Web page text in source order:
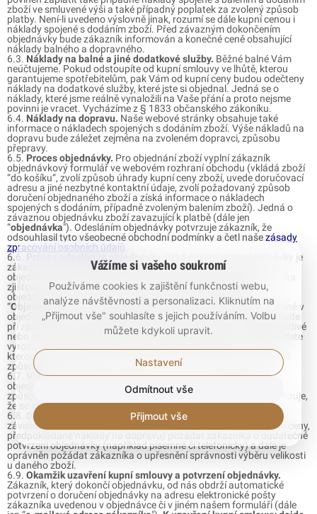
zboží ve smluvené výši a také případný poplatek za zvolený způsob
platby. Není-li uvedeno výslovně jinak, rozumí se dále kupní cenou i
náklady spojené s dodáním zboží. Před závazným dokončením
objednávky bude zákazník informován a konečné ceně obsahující
náklady balného a dopravného.
6.3. Náklady na balné a jiné dodatkové služby. Běžné balné Vám
neúčtujeme. Pokud odstoupíte od kupní smlouvy ve lhůtě, kterou
garantujeme spotřebitelům, pak Vám od kupní ceny budou odečteny
náklady na dodatkové služby, které jste si objednal. Jedná se o
náklady, které jsme reálně vynaložili na Vaše přání a proto nejsme
povinni je vracet. Vycházíme z § 1833 občanského zákoníku.
6.4. Náklady na dopravu. Naše webové stránky obsahuje také
informace o nákladech spojených s dodáním zboží. Výše nákladů na
dopravu bude záležet zejména na zvoleném dopravci, způsobu
přepravy.
6.5. Proces objednávky. Pro objednání zboží vyplní zákazník
objednávkový formulář ve webovém rozhraní obchodu (vkládá zboží
“do košíku“, zvolí způsob úhrady kupní ceny zboží, uvede doručovací
adresu a jiné nezbytné kontaktní údaje, zvolí požadovaný způsob
doručení objednaného zboží a získá informace o nákladech
spojených s dodáním, případně zvoleným balením zboží). Jedná o
závaznou objednávku zboží zavazující k platbě (dále jen
“objednávka"). Odesláním objednávky potvrzuje zákazník, že
odsouhlasil tyto všeobecné obchodní podmínky a četl našezásady
zpracování osobních údajů
6.6.
Před dokončením objednávky je
zákazníkovi umožněno zkontrolovat a měnit údaje, které do
objednávky zákazník vložil, a to i s ohledem na možnost zákazníka
zjišťovat a opravovat chyby vzniklé při zadávání údajů do
objednávky. Objednávka je odeslána kliknutím na tlačítko
“Objednávám“ a proces objednávky je tím ukončen. Údaje uvedené v
objednávce jsou prodávajícím považovány za správné. Pokud bude
při zpracování objednávky zjištěno, že byly použity zjevně nepravdivé
nebo neúplné údaje, můžeme objednávku odmítnout, o čemž budete
vyrozuměni e-mailem. Zákazník může být odpovědný za škodu,
kterou uvedením záměrně nepravdivých nebo nesprávných údajů
způsobí.
6.7.
Vlastnosti zboží.Zákazník je povinen se před dokončením
objednávky seznámit s vlastnostmi, druhem a doporučeným
způsobem užívání zboží. Provedením objednávky zákazník potvrzuje,
že se s těmito informacemi seznámil a že těmto rozumí.
6.8.
Dodatečné potvrzení objednávky.Prodávající je oprávněn v
závislosti na charakteru objednávky (množství zboží, výše kupní ceny,
předpokládané náklady na dopravu) požádat zákazníka o dodatečné
potvrzení objednávky (například písemně či telefonicky) a dále je
oprávněn požádat zákazníka o upřesnění správnosti výběru velikosti
u daného zboží.
6.9. Okamžik uzavření kupní smlouvy a potvrzení objednávky.
Zákazník, který dokončí objednávku, od nás obdrží automatické
potvrzení o doručení objednávky na adresu elektronické pošty
zákazníka uvedenou v objednávce či v jiném našem formuláři (dále
Vážíme si vašeho soukromí
Používáme cookies k zajištění funkčnosti webu,
analýze návštěvnosti a personalizaci. Kliknutím na
„Přijmout vše" souhlasíte s jejich používáním. Volbu
můžete kdykoli upravit.
Nastavení
Odmítnout vše
Přijmout vše